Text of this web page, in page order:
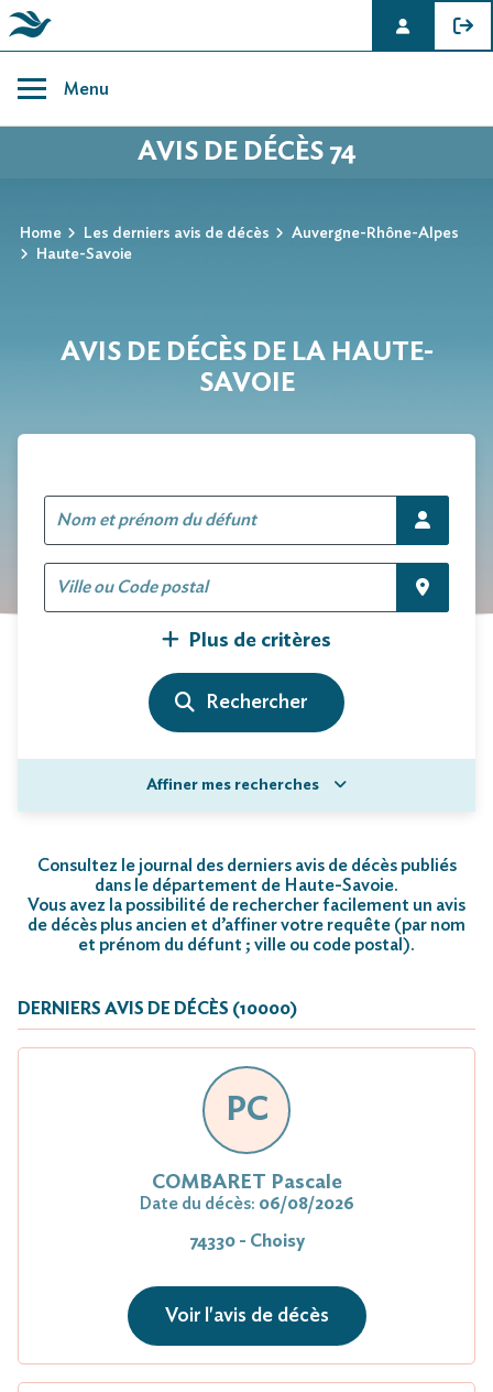
content
Menu
AVIS DE DÉCÈS 74
Home Les derniers avis de décès
Auvergne-Rhône-Alpes
Haute-Savoie
AVIS DE DÉCÈS DE LA HAUTE-
SAVOIE
Plus de critères
Affiner mes recherches
Consultez le journal des derniers avis de décès publiés
dans le département de Haute-Savoie.
Vous avez la possibilité de rechercher facilement un avis
de décès plus ancien et d’affiner votre requête (par nom
et prénom du défunt ; ville ou code postal).
DERNIERS AVIS DE DÉCÈS (10000)
PC
COMBARET Pascale
Date du décès: 06/08/2026
74330 - Choisy
Voir l'avis de décès